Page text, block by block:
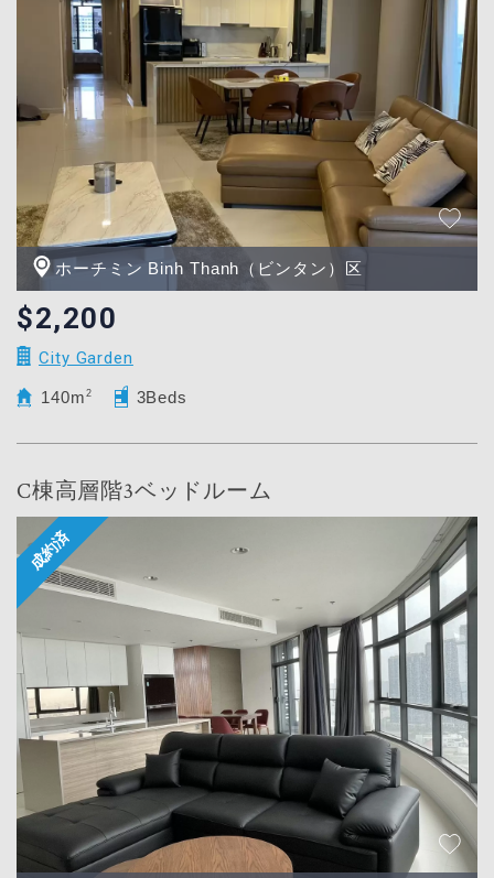
ホーチミン Binh Thanh（ビンタン）区
$2,200
City Garden
140m 2 3Beds
C棟高層階3ベッドルーム